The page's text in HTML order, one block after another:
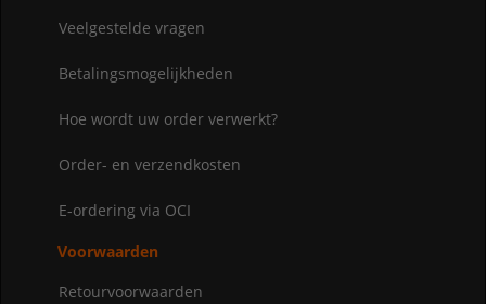
Veelgestelde vragen
Betalingsmogelijkheden
Hoe wordt uw order verwerkt?
Order- en verzendkosten
E-ordering via OCI
Voorwaarden
Retourvoorwaarden